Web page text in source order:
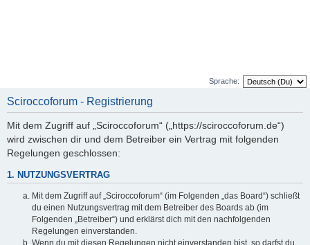
Sprache:
Sciroccoforum - Registrierung
Mit dem Zugriff auf „Sciroccoforum“ („https://sciroccoforum.de“)
wird zwischen dir und dem Betreiber ein Vertrag mit folgenden
Regelungen geschlossen:
1. NUTZUNGSVERTRAG
Mit dem Zugriff auf „Sciroccoforum“ (im Folgenden „das Board“) schließt
du einen Nutzungsvertrag mit dem Betreiber des Boards ab (im
Folgenden „Betreiber“) und erklärst dich mit den nachfolgenden
Regelungen einverstanden.
Wenn du mit diesen Regelungen nicht einverstanden bist, so darfst du